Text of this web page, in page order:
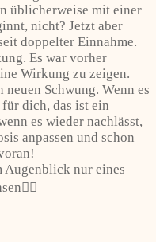
üblicherweise mit einer
nicht? Jetzt aber
doppelter Einnahme.
Es war vorher
Wirkung zu zeigen.
Schwung. Wenn es
dich, das ist ein
es wieder nachlässt,
anpassen und schon
nur eines